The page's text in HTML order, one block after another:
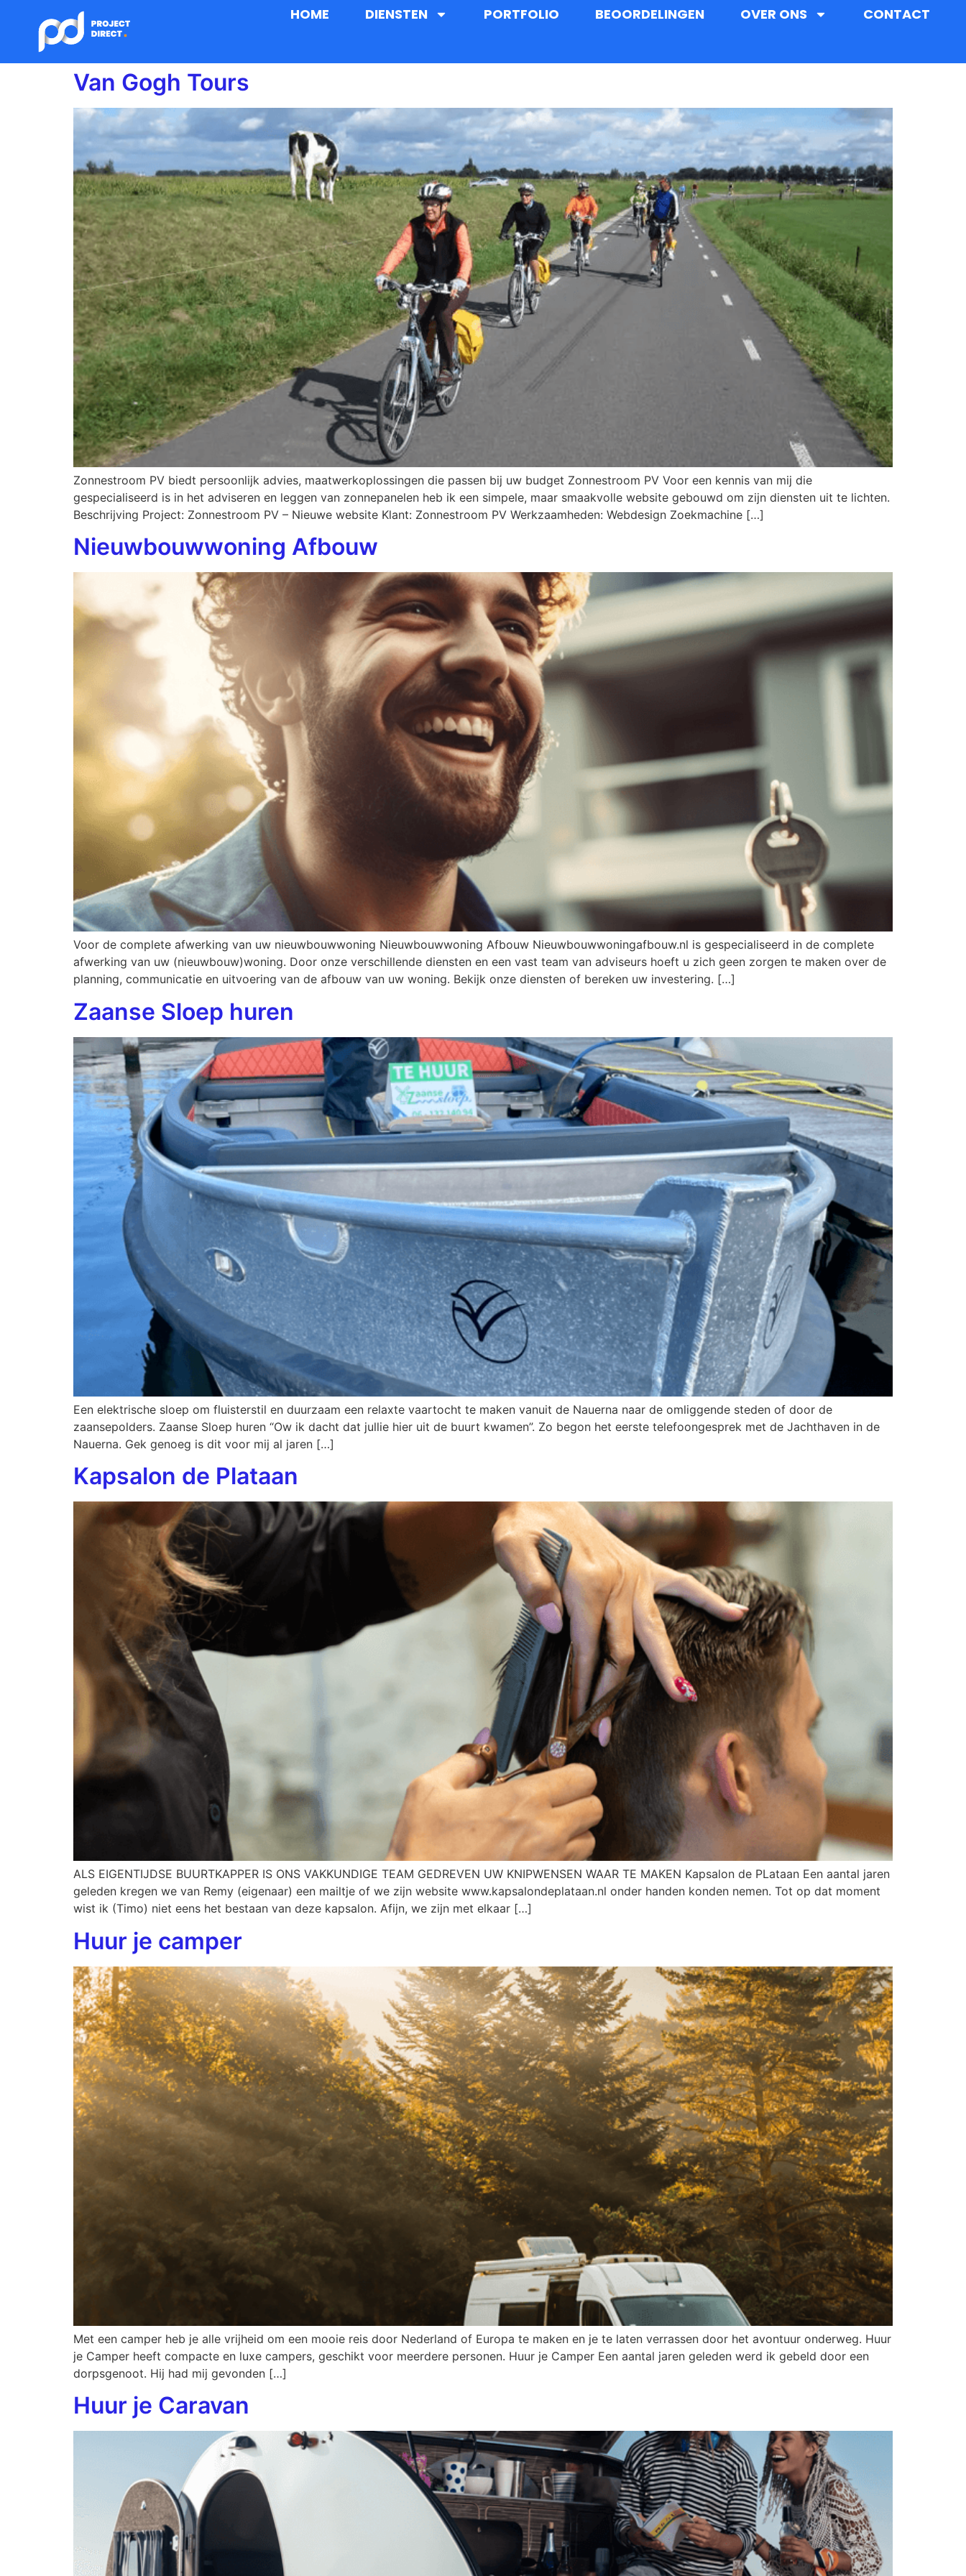
HOME DIENSTEN PORTFOLIO BEOORDELINGEN OVER ONS CONTACT
Van Gogh Tours
Zonnestroom PV biedt persoonlijk advies, maatwerkoplossingen die passen bij uw budget Zonnestroom PV Voor een kennis van mij die
gespecialiseerd is in het adviseren en leggen van zonnepanelen heb ik een simpele, maar smaakvolle website gebouwd om zijn diensten uit te lichten.
Beschrijving Project: Zonnestroom PV – Nieuwe website Klant: Zonnestroom PV Werkzaamheden: Webdesign Zoekmachine […]
Nieuwbouwwoning Afbouw
Voor de complete afwerking van uw nieuwbouwwoning Nieuwbouwwoning Afbouw Nieuwbouwwoningafbouw.nl is gespecialiseerd in de complete
afwerking van uw (nieuwbouw)woning. Door onze verschillende diensten en een vast team van adviseurs hoeft u zich geen zorgen te maken over de
planning, communicatie en uitvoering van de afbouw van uw woning. Bekijk onze diensten of bereken uw investering. […]
Zaanse Sloep huren
Een elektrische sloep om fluisterstil en duurzaam een relaxte vaartocht te maken vanuit de Nauerna naar de omliggende steden of door de
zaansepolders. Zaanse Sloep huren “Ow ik dacht dat jullie hier uit de buurt kwamen”. Zo begon het eerste telefoongesprek met de Jachthaven in de
Nauerna. Gek genoeg is dit voor mij al jaren […]
Kapsalon de Plataan
ALS EIGENTIJDSE BUURTKAPPER IS ONS VAKKUNDIGE TEAM GEDREVEN UW KNIPWENSEN WAAR TE MAKEN Kapsalon de PLataan Een aantal jaren
geleden kregen we van Remy (eigenaar) een mailtje of we zijn website www.kapsalondeplataan.nl onder handen konden nemen. Tot op dat moment
wist ik (Timo) niet eens het bestaan van deze kapsalon. Afijn, we zijn met elkaar […]
Huur je camper
Met een camper heb je alle vrijheid om een mooie reis door Nederland of Europa te maken en je te laten verrassen door het avontuur onderweg. Huur
je Camper heeft compacte en luxe campers, geschikt voor meerdere personen. Huur je Camper Een aantal jaren geleden werd ik gebeld door een
dorpsgenoot. Hij had mij gevonden […]
Huur je Caravan